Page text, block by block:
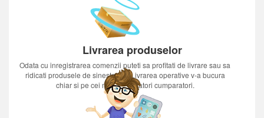
Livrarea produselor
Odata cu inregistrarea comenzii puteti sa profitati de livrare sau sa
ridicati produsele de sinestatator.Livrarea operative v-a bucura
chiar si pe cei mai nerabdatori cumparatori.